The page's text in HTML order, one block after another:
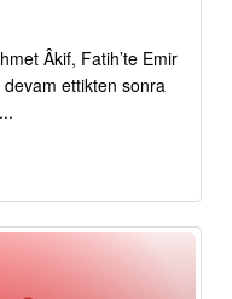
Âkif, Fatih’te Emir
ettikten sonra